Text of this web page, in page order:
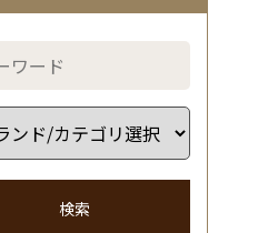
検索